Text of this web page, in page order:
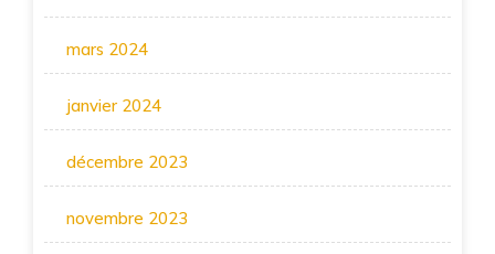
mars 2024
janvier 2024
décembre 2023
novembre 2023